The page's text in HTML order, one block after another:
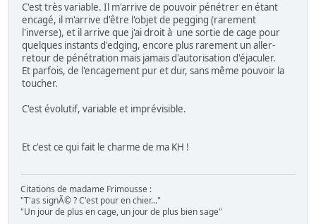
C'est très variable. Il m'arrive de pouvoir pénétrer en étant
encagé, il m'arrive d'être l'objet de pegging (rarement
l'inverse), et il arrive que j'ai droit à une sortie de cage pour
quelques instants d'edging, encore plus rarement un aller-
retour de pénétration mais jamais d'autorisation d'éjaculer.
Et parfois, de l'encagement pur et dur, sans même pouvoir la
toucher.
C'est évolutif, variable et imprévisible.
Et c'est ce qui fait le charme de ma KH !
Citations de madame Frimousse :
"T'as signÃ© ? C'est pour en chier..."
"Un jour de plus en cage, un jour de plus bien sage"